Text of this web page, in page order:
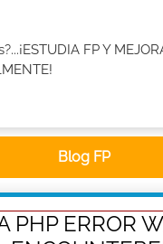
FP Y
Blog FP
PHP ERROR